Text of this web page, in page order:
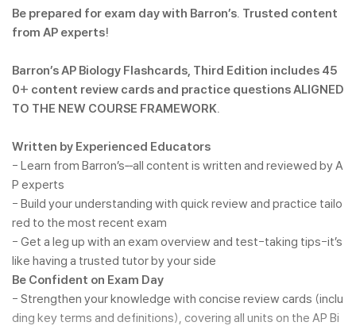
Be prepared for exam day with Barron’s. Trusted content
from AP experts!
Barron’s AP Biology Flashcards, Third Edition includes 45
0+ content review cards and practice questions ALIGNED
TO THE NEW COURSE FRAMEWORK.
Written by Experienced Educators
- Learn from Barron’s‑‑all content is written and reviewed by A
P experts
- Build your understanding with quick review and practice tailo
red to the most recent exam
- Get a leg up with an exam overview and test-taking tips-it’s
like having a trusted tutor by your side
Be Confident on Exam Day
- Strengthen your knowledge with concise review cards (inclu
ding key terms and definitions), covering all units on the AP Bi